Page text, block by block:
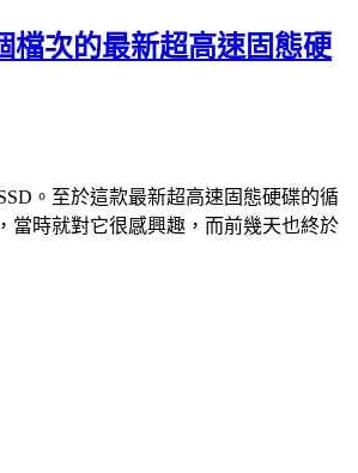
檔次的最新超高速固態硬
。至於這款最新超高速固態硬碟的循
當時就對它很感興趣，而前幾天也終於